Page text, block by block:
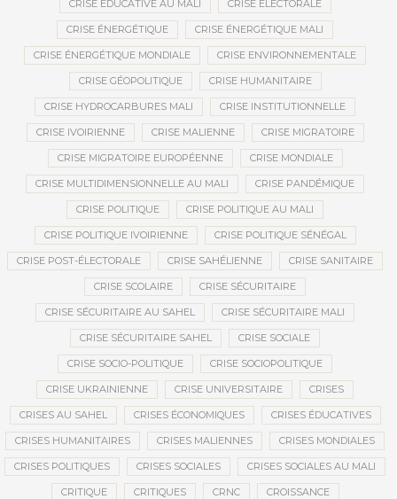
CRISE ÉDUCATIVE AU MALI CRISE ÉLECTORALE
CRISE ÉNERGÉTIQUE CRISE ÉNERGÉTIQUE MALI
CRISE ÉNERGÉTIQUE MONDIALE CRISE ENVIRONNEMENTALE
CRISE GÉOPOLITIQUE CRISE HUMANITAIRE
CRISE HYDROCARBURES MALI CRISE INSTITUTIONNELLE
CRISE IVOIRIENNE CRISE MALIENNE CRISE MIGRATOIRE
CRISE MIGRATOIRE EUROPÉENNE CRISE MONDIALE
CRISE MULTIDIMENSIONNELLE AU MALI CRISE PANDÉMIQUE
CRISE POLITIQUE CRISE POLITIQUE AU MALI
CRISE POLITIQUE IVOIRIENNE CRISE POLITIQUE SÉNÉGAL
CRISE POST-ÉLECTORALE CRISE SAHÉLIENNE CRISE SANITAIRE
CRISE SCOLAIRE CRISE SÉCURITAIRE
CRISE SÉCURITAIRE AU SAHEL CRISE SÉCURITAIRE MALI
CRISE SÉCURITAIRE SAHEL CRISE SOCIALE
CRISE SOCIO-POLITIQUE CRISE SOCIOPOLITIQUE
CRISE UKRAINIENNE CRISE UNIVERSITAIRE CRISES
CRISES AU SAHEL CRISES ÉCONOMIQUES CRISES ÉDUCATIVES
CRISES HUMANITAIRES CRISES MALIENNES CRISES MONDIALES
CRISES POLITIQUES CRISES SOCIALES CRISES SOCIALES AU MALI
CRITIQUE CRITIQUES CRNC CROISSANCE